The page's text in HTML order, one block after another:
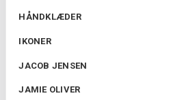
HÅNDKLÆDER
IKONER
JACOB JENSEN
JAMIE OLIVER